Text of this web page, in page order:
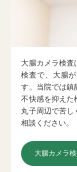
大腸カメラ検査
検査で、大腸
す。当院では鎮
不快感を抑えた
丸子周辺で苦し
相談ください。
大腸カメラ